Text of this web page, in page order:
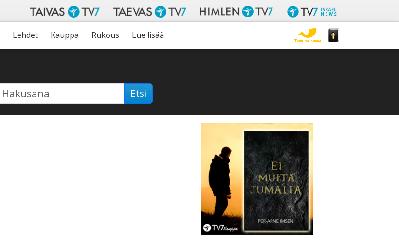
Lehdet Kauppa Rukous Lue lisää
Etsi